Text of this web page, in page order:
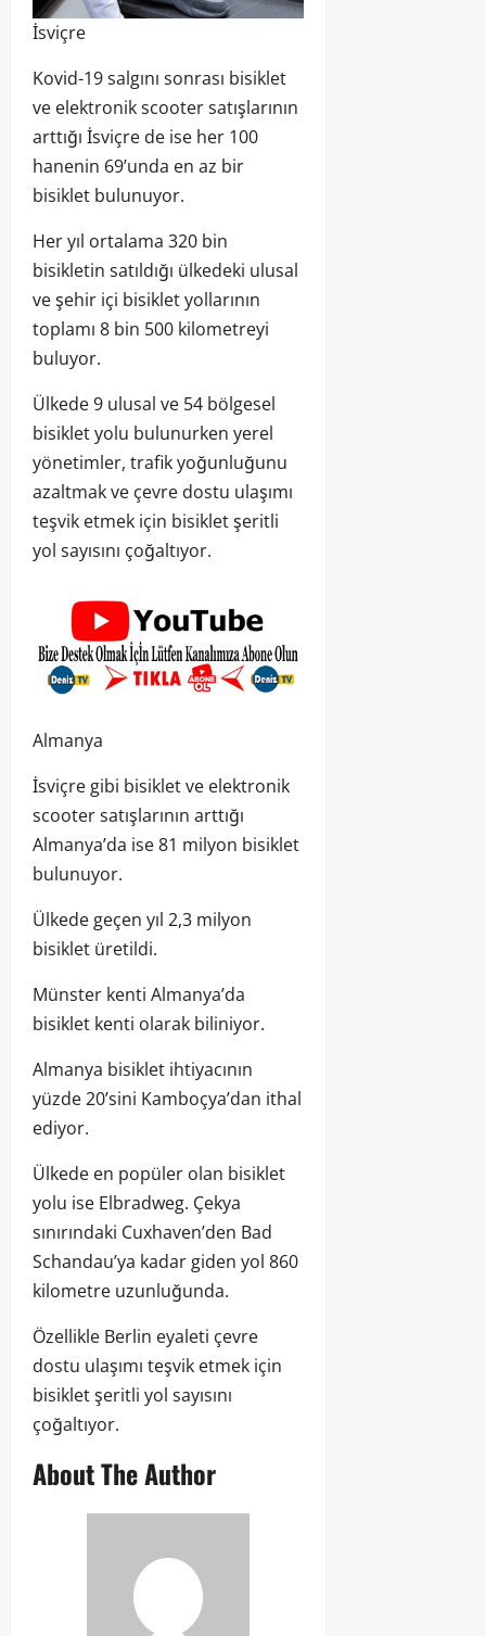
İsviçre
Kovid-19 salgını sonrası bisiklet
ve elektronik scooter satışlarının
arttığı İsviçre de ise her 100
hanenin 69’unda en az bir
bisiklet bulunuyor.
Her yıl ortalama 320 bin
bisikletin satıldığı ülkedeki ulusal
ve şehir içi bisiklet yollarının
toplamı 8 bin 500 kilometreyi
buluyor.
Ülkede 9 ulusal ve 54 bölgesel
bisiklet yolu bulunurken yerel
yönetimler, trafik yoğunluğunu
azaltmak ve çevre dostu ulaşımı
teşvik etmek için bisiklet şeritli
yol sayısını çoğaltıyor.
Almanya
İsviçre gibi bisiklet ve elektronik
scooter satışlarının arttığı
Almanya’da ise 81 milyon bisiklet
bulunuyor.
Ülkede geçen yıl 2,3 milyon
bisiklet üretildi.
Münster kenti Almanya’da
bisiklet kenti olarak biliniyor.
Almanya bisiklet ihtiyacının
yüzde 20’sini Kamboçya’dan ithal
ediyor.
Ülkede en popüler olan bisiklet
yolu ise Elbradweg. Çekya
sınırındaki Cuxhaven’den Bad
Schandau’ya kadar giden yol 860
kilometre uzunluğunda.
Özellikle Berlin eyaleti çevre
dostu ulaşımı teşvik etmek için
bisiklet şeritli yol sayısını
çoğaltıyor.
About The Author